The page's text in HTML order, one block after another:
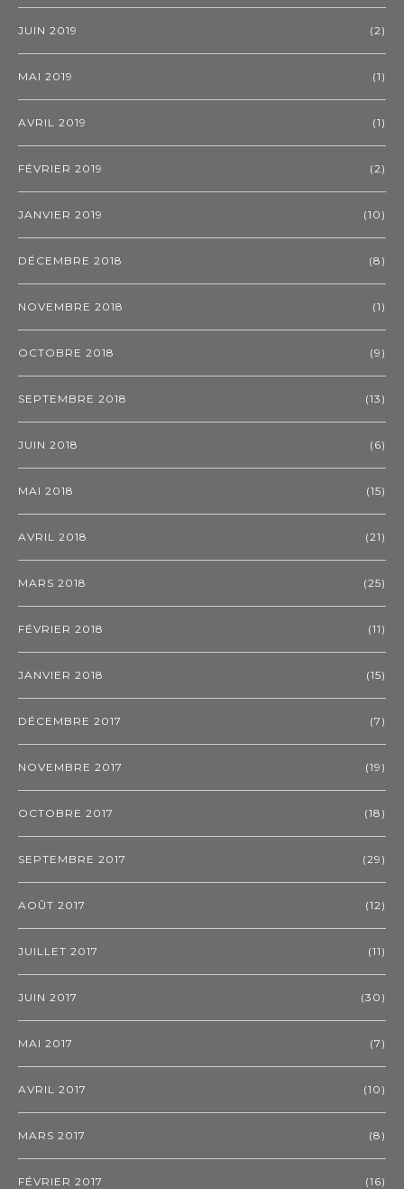
JUIN 2019 (2)
MAI 2019 (1)
AVRIL 2019 (1)
FÉVRIER 2019 (2)
JANVIER 2019 (10)
DÉCEMBRE 2018 (8)
NOVEMBRE 2018 (1)
OCTOBRE 2018 (9)
SEPTEMBRE 2018 (13)
JUIN 2018 (6)
MAI 2018 (15)
AVRIL 2018 (21)
MARS 2018 (25)
FÉVRIER 2018 (11)
JANVIER 2018 (15)
DÉCEMBRE 2017 (7)
NOVEMBRE 2017 (19)
OCTOBRE 2017 (18)
SEPTEMBRE 2017 (29)
AOÛT 2017 (12)
JUILLET 2017 (11)
JUIN 2017 (30)
MAI 2017 (7)
AVRIL 2017 (10)
MARS 2017 (8)
FÉVRIER 2017 (16)